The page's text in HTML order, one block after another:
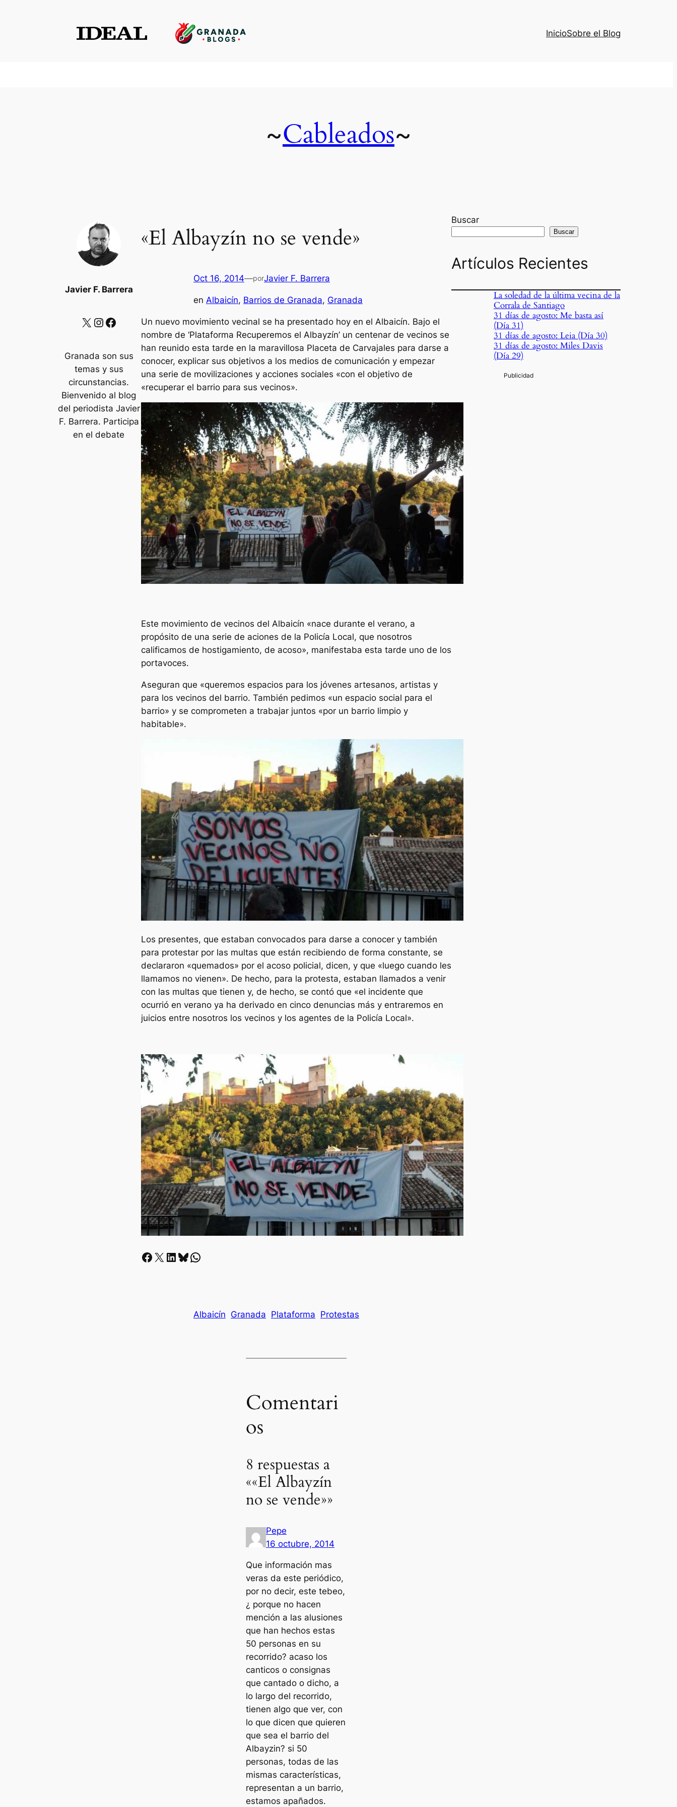
InicioSobre el Blog
~Cableados~
Javier F. Barrera
X Instagram Facebook
Granada son sus
temas y sus
circunstancias.
Bienvenido al blog
del periodista Javier
F. Barrera. Participa
en el debate
«El Albayzín no se vende»
Oct 16, 2014—porJavier F. Barrera
en Albaicín, Barrios de Granada, Granada
Un nuevo movimiento vecinal se ha presentado hoy en el Albaicín. Bajo el
nombre de ‘Plataforma Recuperemos el Albayzín’ un centenar de vecinos se
han reunido esta tarde en la maravillosa Placeta de Carvajales para darse a
conocer, explicar sus objetivos a los medios de comunicación y empezar
una serie de movilizaciones y acciones sociales «con el objetivo de
«recuperar el barrio para sus vecinos».
Este movimiento de vecinos del Albaicín «nace durante el verano, a
propósito de una serie de aciones de la Policía Local, que nosotros
calificamos de hostigamiento, de acoso», manifestaba esta tarde uno de los
portavoces.
Aseguran que «queremos espacios para los jóvenes artesanos, artistas y
para los vecinos del barrio. También pedimos «un espacio social para el
barrio» y se comprometen a trabajar juntos «por un barrio limpio y
habitable».
Los presentes, que estaban convocados para darse a conocer y también
para protestar por las multas que están recibiendo de forma constante, se
declararon «quemados» por el acoso policial, dicen, y que «luego cuando les
llamamos no vienen». De hecho, para la protesta, estaban llamados a venir
con las multas que tienen y, de hecho, se contó que «el incidente que
ocurrió en verano ya ha derivado en cinco denuncias más y entraremos en
juicios entre nosotros los vecinos y los agentes de la Policía Local».
Facebook X LinkedIn Bluesky Whatsapp
Albaicín Granada Plataforma Protestas
Comentari
os
8 respuestas a
««El Albayzín
no se vende»»
Pepe
16 octubre, 2014
Que información mas
veras da este periódico,
por no decir, este tebeo,
¿ porque no hacen
mención a las alusiones
que han hechos estas
50 personas en su
recorrido? acaso los
canticos o consignas
que cantado o dicho, a
lo largo del recorrido,
tienen algo que ver, con
lo que dicen que quieren
que sea el barrio del
Albayzin? si 50
personas, todas de las
mismas características,
representan a un barrio,
estamos apañados.
Buscar
Buscar
Artículos Recientes
La soledad de la última vecina de la
Corrala de Santiago
31 días de agosto: Me basta así
(Día 31)
31 días de agosto: Leia (Día 30)
31 días de agosto: Miles Davis
(Día 29)